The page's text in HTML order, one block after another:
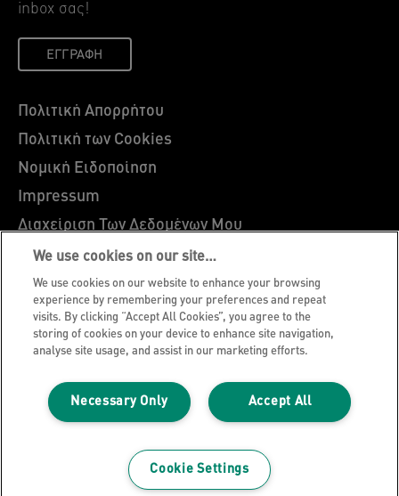
inbox σας!
ΕΓΓΡΑΦΉ
Πολιτική Απορρήτου
Πολιτική των Cookies
Νομική Ειδοποίηση
Impressum
Διαχείριση Των Δεδομένων Μου
Leitz EasyPrint
Υποστήριξη Πελατών
Οδηγίες Ανακύκλωσης Συσκευασιών
Συνθήκες Eγγύησης
Χαρτής Ιστοσελίδας
We use cookies on our site…
We use cookies on our website to enhance your browsing
experience by remembering your preferences and repeat
visits. By clicking “Accept All Cookies”, you agree to the
storing of cookies on your device to enhance site navigation,
analyse site usage, and assist in our marketing efforts.
Accept All
Necessary Only
Cookie Settings